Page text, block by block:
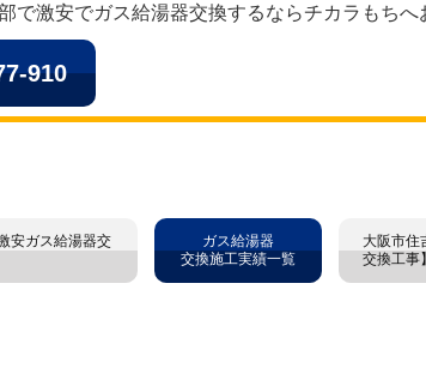
で激安でガス給湯器交換するならチカラもちへ
910
安ガス給湯器交
大阪市住
交換工事】
ガス給湯器
交換施工実績一覧